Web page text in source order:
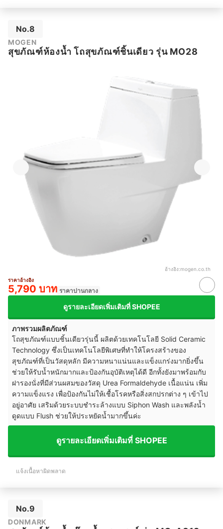
No.8
MOGEN
สุขภัณฑ์ห้องน้ำ โถสุขภัณฑ์ชิ้นเดียว รุ่น MO28
อ้างอิง:mogen.co.th
ราคาอ้างอิง
5,790 บาท ราคาปานกลาง
ดูรายละเอียดเพิ่มเติมที่ SHOPEE
ภาพรวมผลิตภัณฑ์
โถสุขภัณฑ์แบบชิ้นเดียวรุ่นนี้ ผลิตด้วยเทคโนโลยี Solid Ceramic
Technology ซึ่งเป็นเทคโนโลยีพิเศษที่ทำให้โครงสร้างของ
สุขภัณฑ์ที่เป็นวัสดุหลัก มีความหนาแน่นและแข็งแกร่งมากยิ่งขึ้น
ช่วยให้รับน้ำหนักมากและป้องกันอุบัติเหตุได้ดี อีกทั้งยังมาพร้อมกับ
ฝารองนั่งที่มีส่วนผสมของวัสดุ Urea Formaldehyde เนื้อแน่น เพิ่ม
ความแข็งแรง เพื่อป้องกันไม่ให้เชื้อโรคหรือสิ่งสกปรกต่าง ๆ เข้าไป
อยู่อาศัย เสริมด้วยระบบชำระล้างแบบ Siphon Wash และพลังน้ำ
ดูดแบบ Flush ช่วยให้ประหยัดน้ำมากขึ้นค่ะ
ดูรายละเอียดเพิ่มเติมที่ SHOPEE
แจ้งเนื้อหาผิดพลาด
No.9
DONMARK